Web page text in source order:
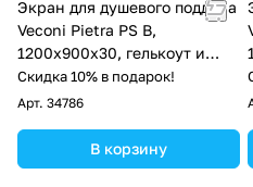
Экран для душевого поддона
Veconi Pietra PS B,
1200x900x30, гелькоут и
стекловолокно, черный
Скидка 10% в подарок!
Арт. 34786
В корзину